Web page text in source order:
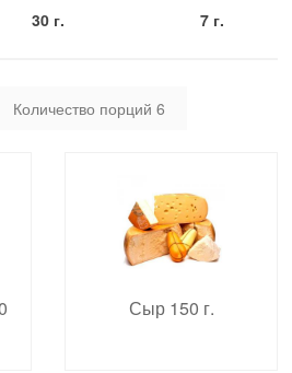
30 г. 7 г.
Количество порций 6
Сыр 150 г.